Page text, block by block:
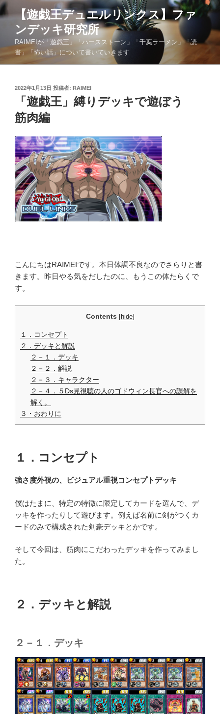
コ
ン
へ
【遊戯王デュエルリンクス】ファ
ンデッキ研究所
RAIMEIが「遊戯王」「ハースストーン」「千葉ラーメン」「読
書」「怖い話」について書いていきます
投
2022年1月13日 投稿者: RAIMEI
「遊戯王」縛りデッキで遊ぼう
筋肉編
こんにちはRAIMEIです。本日体調不良なのでさらりと書
きます。昨日やる気をだしたのに、もうこの体たらくで
す。
Contents [hide]
１．コンセプト
２．デッキと解説
２－１．デッキ
２－２．解説
２－３．キャラクター
２－４．５Ds見視聴の人のゴドウィン長官への誤解を
解く。
３・おわりに
１．コンセプト
強さ度外視の、ビジュアル重視コンセプトデッキ
僕はたまに、特定の特徴に限定してカードを選んで、デ
ッキを作ったりして遊びます。例えば名前に剣がつくカ
ードのみで構成された剣豪デッキとかです。
そして今回は、筋肉にこだわったデッキを作ってみまし
た。
２．デッキと解説
２－１．デッキ